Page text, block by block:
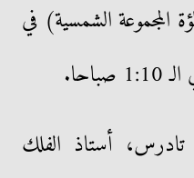
المجموعة الشمسية) في
أستاذ الفلك